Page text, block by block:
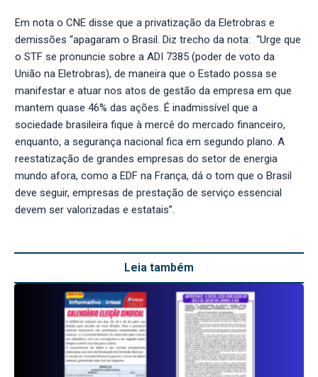
Em nota o CNE disse que a privatização da Eletrobras e
demissões “apagaram o Brasil. Diz trecho da nota: “Urge que
o STF se pronuncie sobre a ADI 7385 (poder de voto da
União na Eletrobras), de maneira que o Estado possa se
manifestar e atuar nos atos de gestão da empresa em que
mantem quase 46% das ações. É inadmissível que a
sociedade brasileira fique à mercê do mercado financeiro,
enquanto, a segurança nacional fica em segundo plano. A
reestatização de grandes empresas do setor de energia
mundo afora, como a EDF na França, dá o tom que o Brasil
deve seguir, empresas de prestação de serviço essencial
devem ser valorizadas e estatais”.
Leia também